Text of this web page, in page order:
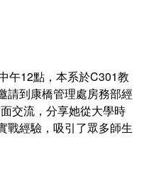
午12點，本系於C301教
請到康橋管理處房務部經
交流，分享她從大學時
戰經驗，吸引了眾多師生